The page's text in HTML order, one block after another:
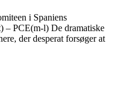
i Spaniens
– PCE(m-l) De dramatiske
der desperat forsøger at